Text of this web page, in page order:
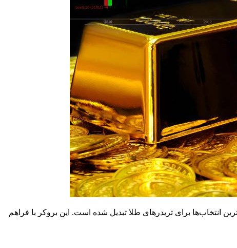
ارز فارکس و دیگر دارایی‌ها، به یکی از بهترین انتخاب‌ها برای تریدرهای طلا تبدیل شده است. این بروکر با فراهم